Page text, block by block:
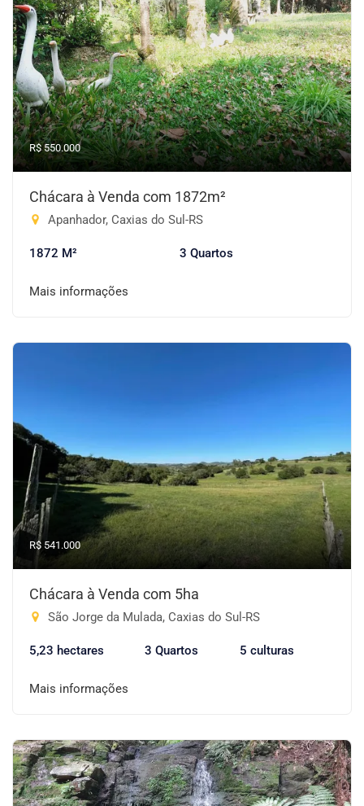
R$ 550.000
Chácara à Venda com 1872m²
Apanhador, Caxias do Sul-RS
1872 M² 3 Quartos
Mais informações
R$ 541.000
Chácara à Venda com 5ha
São Jorge da Mulada, Caxias do Sul-RS
5,23 hectares 3 Quartos 5 culturas
Mais informações